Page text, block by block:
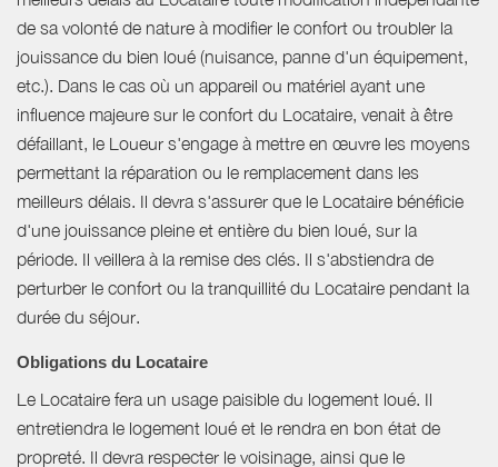
de sa volonté de nature à modifier le confort ou troubler la
jouissance du bien loué (nuisance, panne d'un équipement,
etc.). Dans le cas où un appareil ou matériel ayant une
influence majeure sur le confort du Locataire, venait à être
défaillant, le Loueur s'engage à mettre en œuvre les moyens
permettant la réparation ou le remplacement dans les
meilleurs délais. Il devra s'assurer que le Locataire bénéficie
d'une jouissance pleine et entière du bien loué, sur la
période. Il veillera à la remise des clés. Il s'abstiendra de
perturber le confort ou la tranquillité du Locataire pendant la
durée du séjour.
Obligations du Locataire
Le Locataire fera un usage paisible du logement loué. Il
entretiendra le logement loué et le rendra en bon état de
propreté. Il devra respecter le voisinage, ainsi que le